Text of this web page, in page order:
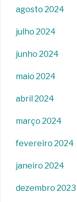
agosto 2024
julho 2024
junho 2024
maio 2024
abril 2024
março 2024
fevereiro 2024
janeiro 2024
dezembro 2023